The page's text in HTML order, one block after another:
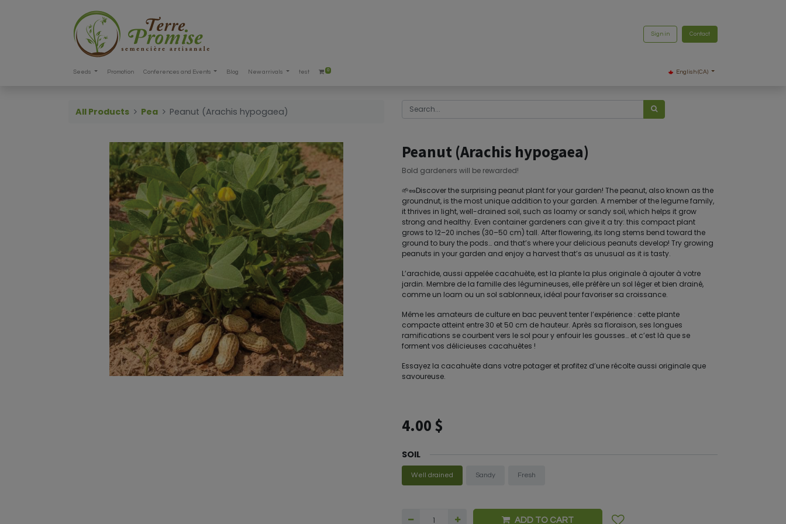
Sign in Contact
Seeds Promotion Conferences and Events Blog New arrivals test 0 English (CA)
All Products Pea Peanut (Arachis hypogaea)
Peanut (Arachis hypogaea)
Bold gardeners will be rewarded!
🌱🥜Discover the surprising peanut plant for your garden! The peanut, also known as the
groundnut, is the most unique addition to your garden. A member of the legume family,
it thrives in light, well-drained soil, such as loamy or sandy soil, which helps it grow
strong and healthy. Even container gardeners can give it a try: this compact plant
grows to 12–20 inches (30–50 cm) tall. After flowering, its long stems bend toward the
ground to bury the pods… and that’s where your delicious peanuts develop! Try growing
peanuts in your garden and enjoy a harvest that’s as unusual as it is tasty.
L’arachide, aussi appelée cacahuète, est la plante la plus originale à ajouter à votre
jardin. Membre de la famille des légumineuses, elle préfère un sol léger et bien drainé,
comme un loam ou un sol sablonneux, idéal pour favoriser sa croissance.
Même les amateurs de culture en bac peuvent tenter l’expérience : cette plante
compacte atteint entre 30 et 50 cm de hauteur. Après sa floraison, ses longues
ramifications se courbent vers le sol pour y enfouir les gousses… et c’est là que se
forment vos délicieuses cacahuètes !
Essayez la cacahuète dans votre potager et profitez d’une récolte aussi originale que
savoureuse.
4.00 $
SOIL
Well drained Sandy Fresh
ADD TO CART